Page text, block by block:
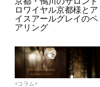
ロワイヤル京都様とア
イスアールグレイのペ
アリング
<コラム>